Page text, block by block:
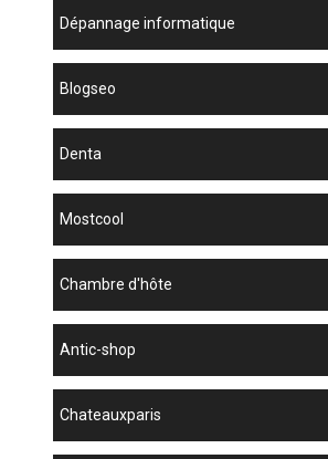
dépannage informatique
blogseo
denta
mostcool
chambre d'hôte
antic-shop
chateauxparis